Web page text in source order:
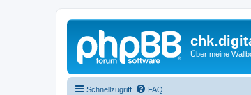
Über meine
Schnellzugriff FAQ